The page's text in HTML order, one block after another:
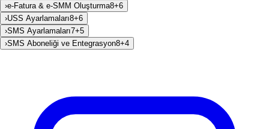
›e-Fatura & e-SMM Oluşturma8+6
›USS Ayarlamaları8+6
›SMS Ayarlamaları7+5
›SMS Aboneliği ve Entegrasyon8+4